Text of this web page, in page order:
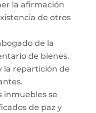
la afirmación
de otros
de la
de bienes,
la repartición de
inmuebles se
de paz y